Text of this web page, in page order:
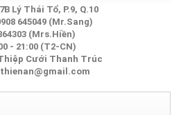
Lý Thái Tổ, P.9, Q.10
645049 (Mr.Sang)
(Mrs.Hiền)
- 21:00 (T2-CN)
Cưới Thanh Trúc